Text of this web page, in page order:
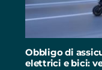
Obbligo di
elettrici e bici: